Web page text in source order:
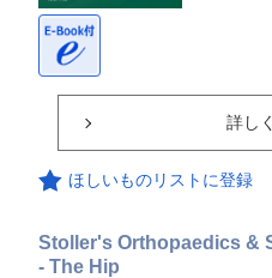
詳し
ほしいものリストに登録
Stoller's Orthopaedics &
- The Hip